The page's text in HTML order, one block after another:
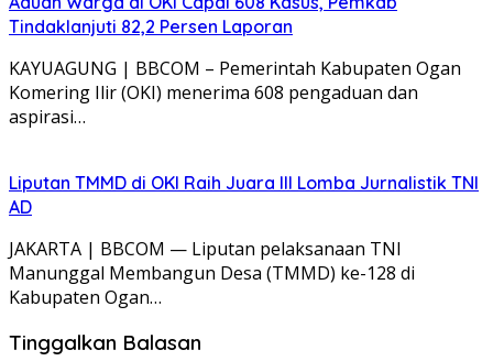
Tindaklanjuti 82,2 Persen Laporan
KAYUAGUNG | BBCOM – Pemerintah Kabupaten Ogan
Komering Ilir (OKI) menerima 608 pengaduan dan
aspirasi…
Liputan TMMD di OKI Raih Juara III Lomba Jurnalistik TNI
AD
JAKARTA | BBCOM — Liputan pelaksanaan TNI
Manunggal Membangun Desa (TMMD) ke-128 di
Kabupaten Ogan…
Tinggalkan Balasan